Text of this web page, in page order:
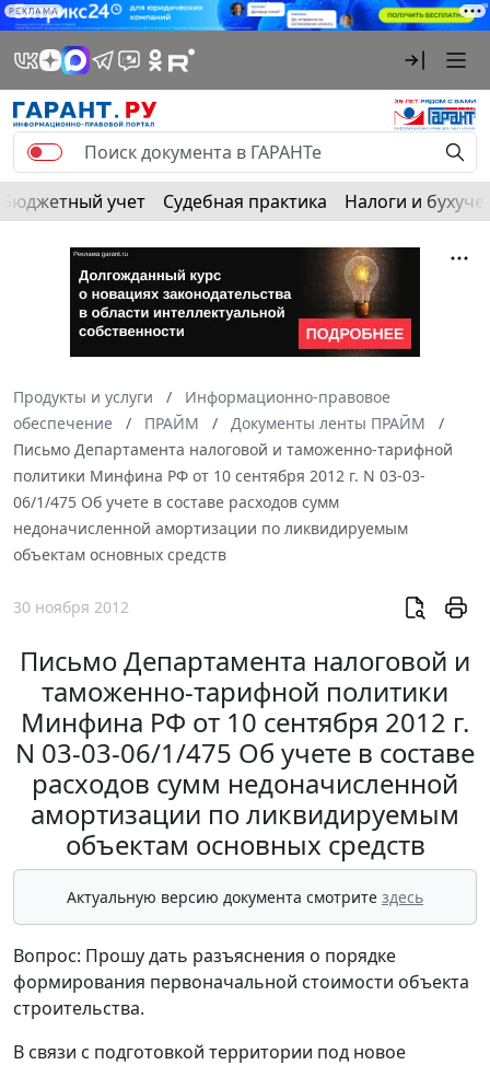
РЕКЛАМА
Бюджетный учет Судебная практика Налоги и
Продукты и услуги
Информационно-правовое
обеспечение
ПРАЙМ
Документы ленты ПРАЙМ
Письмо Департамента налоговой и таможенно-тарифной
политики Минфина РФ от 10 сентября 2012 г. N 03-03-
06/1/475 Об учете в составе расходов сумм
недоначисленной амортизации по ликвидируемым
объектам основных средств
30 ноября 2012
Письмо Департамента налоговой и
таможенно-тарифной политики
Минфина РФ от 10 сентября 2012 г.
N 03-03-06/1/475 Об учете в составе
расходов сумм недоначисленной
амортизации по ликвидируемым
объектам основных средств
Актуальную версию документа смотрите здесь
Вопрос: Прошу дать разъяснения о порядке
формирования первоначальной стоимости объекта
строительства.
В связи с подготовкой территории под новое